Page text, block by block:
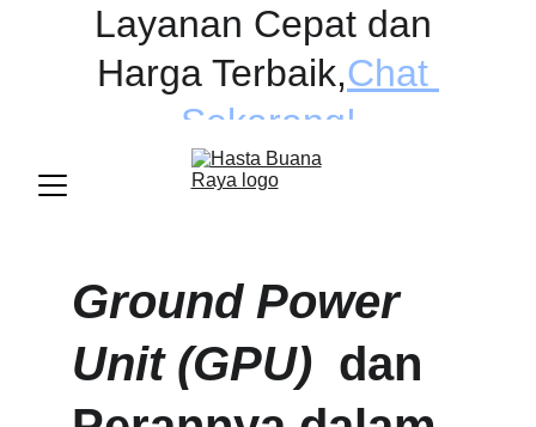
Layanan Cepat dan
Harga Terbaik,Chat
Sekarang!
Ground Power
Unit (GPU) dan